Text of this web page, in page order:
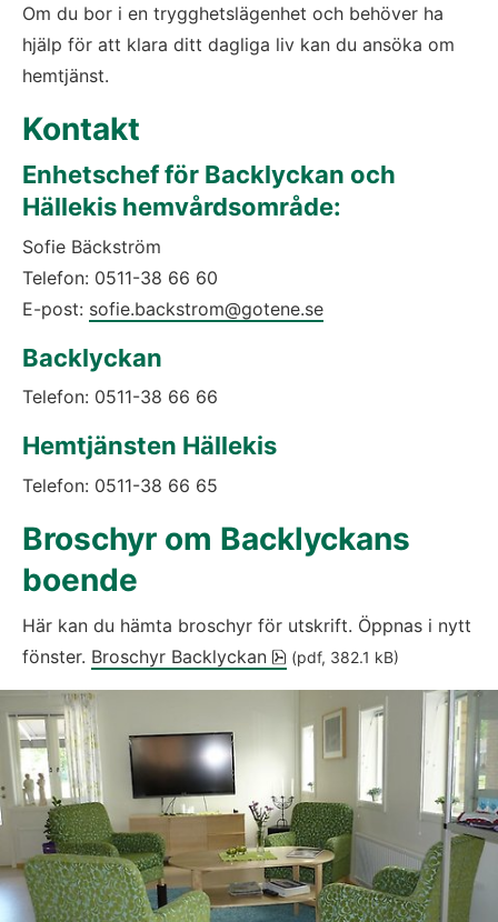
Om du bor i en trygghetslägenhet och behöver ha
hjälp för att klara ditt dagliga liv kan du ansöka om
hemtjänst.
Kontakt
Enhetschef för Backlyckan och
Hällekis hemvårdsområde:
Sofie Bäckström
Telefon: 0511-38 66 60
E-post: sofie.backstrom@gotene.se
Backlyckan
Telefon: 0511-38 66 66
Hemtjänsten Hällekis
Telefon: 0511-38 66 65
Broschyr om Backlyckans
boende
Här kan du hämta broschyr för utskrift. Öppnas i nytt
fönster. Broschyr Backlyckan pdf, 382.1 kB.
(pdf, 382.1 kB)